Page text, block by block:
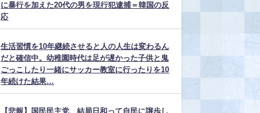
に暴行を加えた20代の男を現行犯逮捕＝韓国の反
応
生活習慣を10年継続させると人の人生は変わるん
だと確信中。幼稚園時代は足が遅かった子供と鬼
ごっこしたり一緒にサッカー教室に行ったりを10
年続けた結果…
【悲報】国民民主党、結局日和って自民に譲歩し